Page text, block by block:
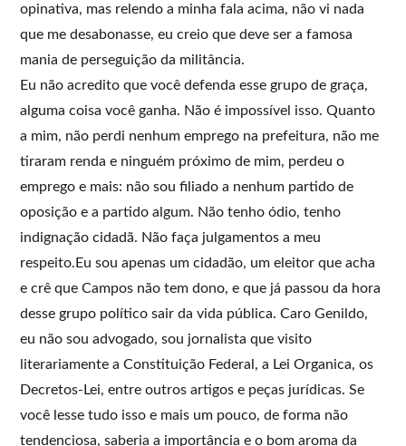
opinativa, mas relendo a minha fala acima, não vi nada
que me desabonasse, eu creio que deve ser a famosa
mania de perseguição da militância.
Eu não acredito que você defenda esse grupo de graça,
alguma coisa você ganha. Não é impossível isso. Quanto
a mim, não perdi nenhum emprego na prefeitura, não me
tiraram renda e ninguém próximo de mim, perdeu o
emprego e mais: não sou filiado a nenhum partido de
oposição e a partido algum. Não tenho ódio, tenho
indignação cidadã. Não faça julgamentos a meu
respeito.Eu sou apenas um cidadão, um eleitor que acha
e crê que Campos não tem dono, e que já passou da hora
desse grupo político sair da vida pública. Caro Genildo,
eu não sou advogado, sou jornalista que visito
literariamente a Constituição Federal, a Lei Organica, os
Decretos-Lei, entre outros artigos e peças jurídicas. Se
você lesse tudo isso e mais um pouco, de forma não
tendenciosa, saberia a importância e o bom aroma da